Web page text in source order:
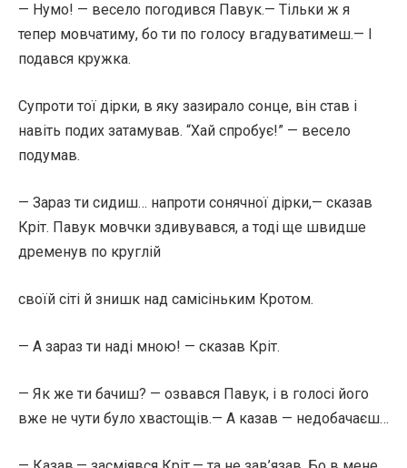
— Нумо! — весело погодився Павук.— Тільки ж я
тепер мовчатиму, бо ти по голосу вгадуватимеш.— І
подався кружка.
Супроти тої дірки, в яку зазирало сонце, він став і
навіть подих затамував. “Хай спробує!” — весело
подумав.
— Зараз ти сидиш… напроти сонячної дірки,— сказав
Кріт. Павук мовчки здивувався, а тоді ще швидше
дременув по круглій
своїй сіті й знишк над самісіньким Кротом.
— А зараз ти наді мною! — сказав Кріт.
— Як же ти бачиш? — озвався Павук, і в голосі його
вже не чути було хвастощів.— А казав — недобачаєш…